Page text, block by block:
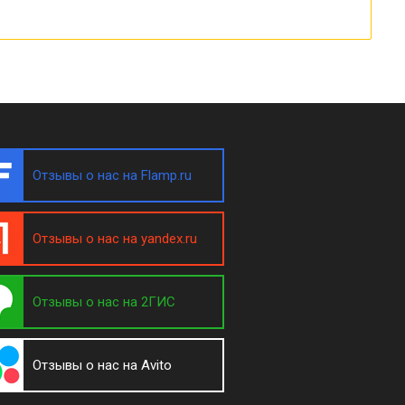
Отзывы о нас на Flamp.ru
Отзывы о нас на yandex.ru
Отзывы о нас на 2ГИС
Отзывы о нас на Avito